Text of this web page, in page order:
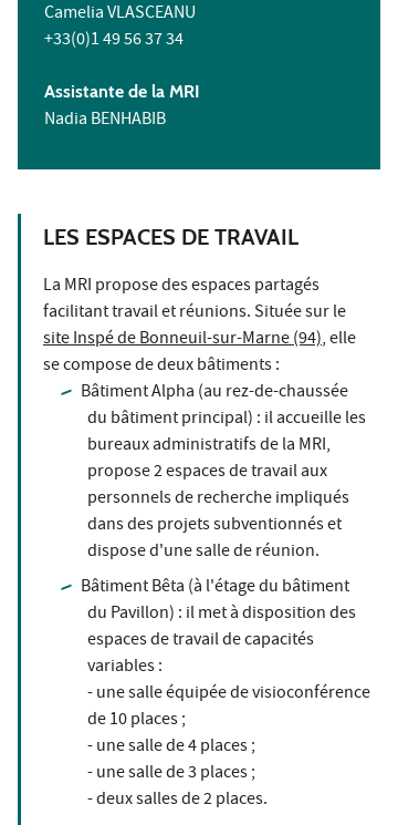
Camelia VLASCEANU
+33(0)1 49 56 37 34
Assistante de la MRI
Nadia BENHABIB
LES ESPACES DE TRAVAIL
La MRI propose des espaces partagés
facilitant travail et réunions. Située sur le
site Inspé de Bonneuil-sur-Marne (94), elle
se compose de deux bâtiments :
Bâtiment Alpha (au rez-de-chaussée
du bâtiment principal) : il accueille les
bureaux administratifs de la MRI,
propose 2 espaces de travail aux
personnels de recherche impliqués
dans des projets subventionnés et
dispose d'une salle de réunion.
Bâtiment Bêta (à l'étage du bâtiment
du Pavillon) : il met à disposition des
espaces de travail de capacités
variables :
- une salle équipée de visioconférence
de 10 places ;
- une salle de 4 places ;
- une salle de 3 places ;
- deux salles de 2 places.